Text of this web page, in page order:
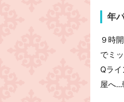
年
９時
でミ
Qラ
屋へ